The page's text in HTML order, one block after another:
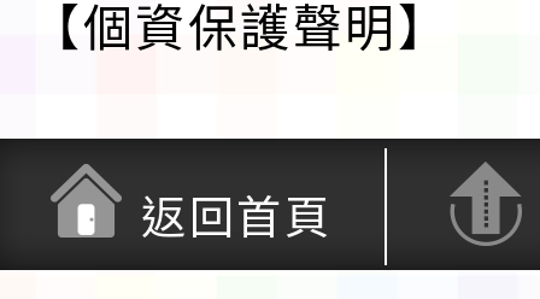
【個資保護聲明】
返回首頁